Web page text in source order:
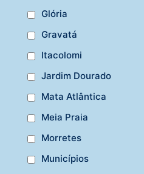
Glória
Gravatá
Itacolomi
Jardim Dourado
Mata Atlântica
Meia Praia
Morretes
Municípios